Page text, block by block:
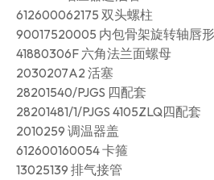
612600062175 双头螺柱
90017520005 内包骨架旋转轴唇
41880306F 六角法兰面螺母
2030207A2 活塞
28201540/PJGS 四配套
28201481/1/PJGS 4105ZLQ四配套
2010259 调温器盖
612600160054 卡箍
13025139 排气接管